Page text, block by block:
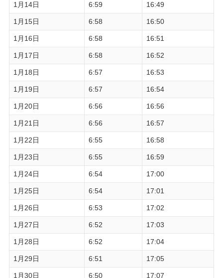
1月14日 6:59 16:49
1月15日 6:58 16:50
1月16日 6:58 16:51
1月17日 6:58 16:52
1月18日 6:57 16:53
1月19日 6:57 16:54
1月20日 6:56 16:56
1月21日 6:56 16:57
1月22日 6:55 16:58
1月23日 6:55 16:59
1月24日 6:54 17:00
1月25日 6:54 17:01
1月26日 6:53 17:02
1月27日 6:52 17:03
1月28日 6:52 17:04
1月29日 6:51 17:05
1月30日 6:50 17:07